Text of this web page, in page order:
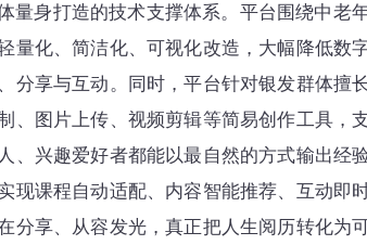
量身打造的技术支撑体系。平台围绕中老
量化、简洁化、可视化改造，大幅降低数
分享与互动。同时，平台针对银发群体擅
、图片上传、视频剪辑等简易创作工具，
兴趣爱好者都能以最自然的方式输出经验
现课程自动适配、内容智能推荐、互动即
分享、从容发光，真正把人生阅历转化为